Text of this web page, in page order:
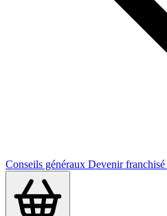
Conseils généraux Devenir franchisé